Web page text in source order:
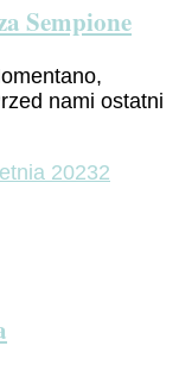
Sempione
nami ostatni
20232